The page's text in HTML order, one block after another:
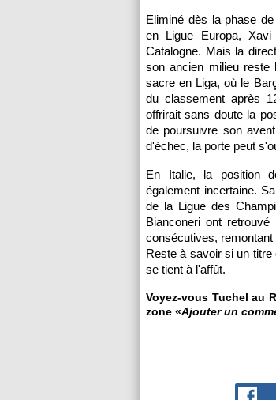
Eliminé dès la phase
en Ligue Europa,
Catalogne. Mais la
son ancien milieu reste
sacre en Liga, où le
du classement après
offrirait sans doute la
de poursuivre son
d'échec, la porte peut
En Italie, la position
également incertaine.
de la Ligue des
Bianconeri ont
consécutives,
Reste à savoir si un
se tient à l'affût.
Voyez-vous Tuchel au
zone «Ajouter un